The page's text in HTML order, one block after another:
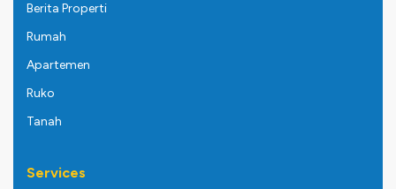
Berita Properti
Rumah
Apartemen
Ruko
Tanah
Services